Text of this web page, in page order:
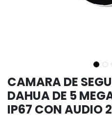
CAMARA DE
DAHUA DE 5
IP67 CON AUDIO